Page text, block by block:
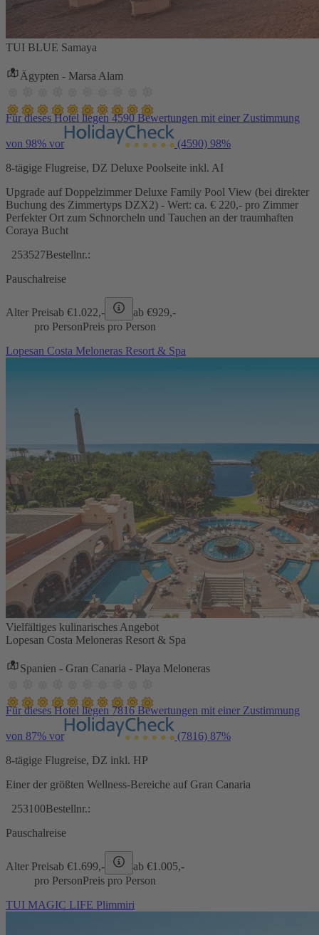
TUI BLUE Samaya
Ägypten - Marsa Alam
Für dieses Hotel liegen 4590 Bewertungen mit einer Zustimmung
von 98% vor (4590) 98%
8-tägige Flugreise, DZ Deluxe Poolseite inkl. AI
Upgrade auf Doppelzimmer Deluxe Family Pool View (bei direkter
Buchung des Zimmertyps DZX2) - Wert: ca. € 220,- pro Zimmer
Perfekter Ort zum Schnorcheln und Tauchen an der traumhaften
Coraya Bucht
253527Bestellnr.:
Pauschalreise
Alter Preisab €1.022,- ab €929,-
pro PersonPreis pro Person
Lopesan Costa Meloneras Resort & Spa
Vielfältiges kulinarisches Angebot
Lopesan Costa Meloneras Resort & Spa
Spanien - Gran Canaria - Playa Meloneras
Für dieses Hotel liegen 7816 Bewertungen mit einer Zustimmung
von 87% vor (7816) 87%
8-tägige Flugreise, DZ inkl. HP
Einer der größten Wellness-Bereiche auf Gran Canaria
253100Bestellnr.:
Pauschalreise
Alter Preisab €1.699,- ab €1.005,-
pro PersonPreis pro Person
TUI MAGIC LIFE Plimmiri